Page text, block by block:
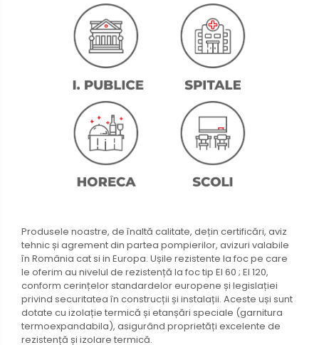
Produsele noastre, de înaltă calitate, dețin certificări, aviz
tehnic și agrement din partea pompierilor, avizuri valabile
în România cat si in Europa. Ușile rezistente la foc pe care
le oferim au nivelul de rezistență la foc tip EI 60 ; EI 120,
conform cerințelor standardelor europene și legislației
privind securitatea în construcții și instalații. Aceste uși sunt
dotate cu izolație termică și etanșări speciale (garnitura
termoexpandabila), asigurând proprietăți excelente de
rezistență și izolare termică.